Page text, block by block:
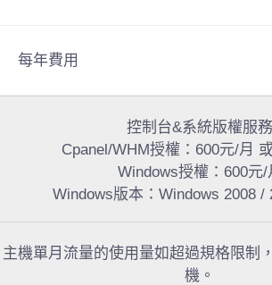
每年費用
控制台&系統版權服務
Cpanel/WHM授權：600元/月
Windows授權：600元/
Windows版本：Windows 2008 /
主機單月流量的使用量如超過規格限制
機。